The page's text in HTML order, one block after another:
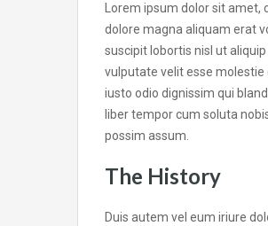
Lorem ipsum dolor sit
dolore magna aliquam erat
suscipit lobortis nisl ut
vulputate velit esse
iusto odio dignissim qui
liber tempor cum soluta
possim assum.
The History
Duis autem vel eum iriure